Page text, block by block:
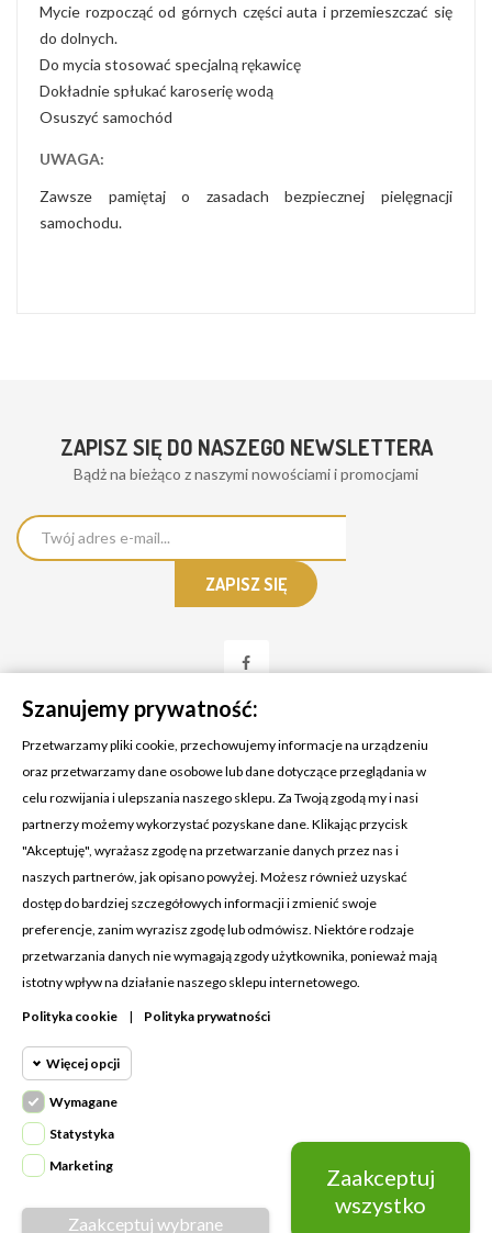
Mycie rozpocząć od górnych części auta i przemieszczać się
do dolnych.
Do mycia stosować specjalną rękawicę
Dokładnie spłukać karoserię wodą
Osuszyć samochód
UWAGA:
Zawsze pamiętaj o zasadach bezpiecznej pielęgnacji
samochodu.
ZAPISZ SIĘ DO NASZEGO NEWSLETTERA
Bądż na bieżąco z naszymi nowościami i promocjami
KONTAKT Z NAMI
Adres:
Cosmetic4car
Budzisz 73A
39-200 Dębica
Dominik:
Klaudia: +48 730634730
MOJE KONTO
PRODUKTY
NASZA FIRMA
Napisz do nas
Szanujemy prywatność:
Przetwarzamy pliki cookie, przechowujemy informacje na urządzeniu
oraz przetwarzamy dane osobowe lub dane dotyczące przeglądania w
celu rozwijania i ulepszania naszego sklepu. Za Twoją zgodą my i nasi
partnerzy możemy wykorzystać pozyskane dane. Klikając przycisk
"Akceptuję", wyrażasz zgodę na przetwarzanie danych przez nas i
naszych partnerów, jak opisano powyżej. Możesz również uzyskać
dostęp do bardziej szczegółowych informacji i zmienić swoje
preferencje, zanim wyrazisz zgodę lub odmówisz. Niektóre rodzaje
przetwarzania danych nie wymagają zgody użytkownika, ponieważ mają
istotny wpływ na działanie naszego sklepu internetowego.
Polityka cookie | Polityka prywatności
Więcej opcji
Wymagane
Wymagane pliki cookie oraz cookie
HttpOnly. Pliki cookie wymagane do
przeglądania witryny i korzystania z jej
Cookie
Wymagane
Statystyka
Marketing
Zaakceptuj wybrane
Zaakceptuj
wszystko